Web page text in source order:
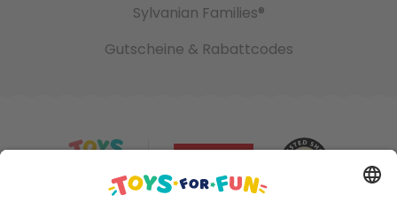
Sylvanian Families®
Gutscheine & Rabattcodes